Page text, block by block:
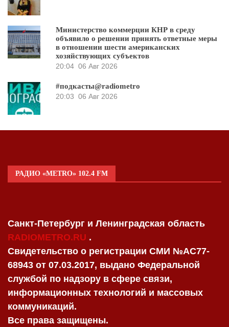
Министерство коммерции КНР в среду
объявило о решении принять ответные меры
в отношении шести американских
хозяйствующих субъектов
20:04 06 Авг 2026
#подкасты@radiometro
20:03 06 Авг 2026
РАДИО «METRO» 102.4 FM
Санкт-Петербург и Ленинградская область
RADIOMETRO.RU .
Свидетельство о регистрации СМИ №AC77-
68943 от 07.03.2017, выдано Федеральной
службой по надзору в сфере связи,
информационных технологий и массовых
коммуникаций.
Все права защищены.